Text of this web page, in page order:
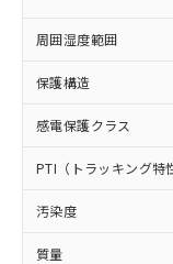
周囲湿度範囲
保護構造
感電保護クラス
PTI（トラッキング特
汚染度
質量
事前
示し
マイ
ビ
メン
ありま
お客
登録
およ
品・
引・
部品在庫の
月が前後
※3 非含
下記の非
準値以下
「10」：
質が外部
及ぼさない
「－」：未
場合
該第
販売
法に
り引